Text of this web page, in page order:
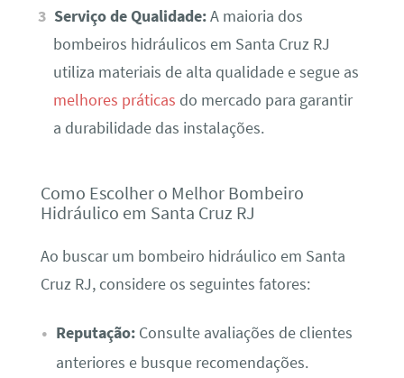
Serviço de Qualidade:A maioria dos
bombeiros hidráulicos em Santa Cruz RJ
utiliza materiais de alta qualidade e segue as
melhores práticas do mercado para garantir
a durabilidade das instalações.
Como Escolher o Melhor Bombeiro
Hidráulico em Santa Cruz RJ
Ao buscar um bombeiro hidráulico em Santa
Cruz RJ, considere os seguintes fatores:
Reputação:Consulte avaliações de clientes
anteriores e busque recomendações.